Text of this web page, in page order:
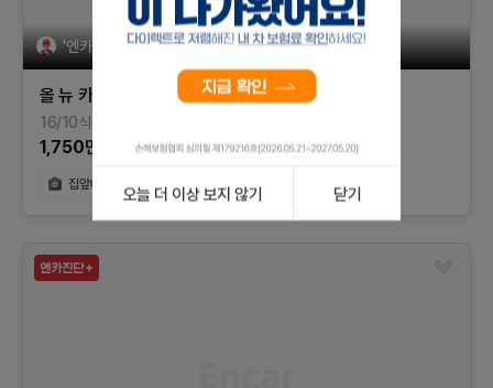
'엔카믿고'는 엔카가 '상담, 계약, 환불'을 제공합니다
올 뉴 카마로 SS 6.2 V8
16/10식(17년형)
1,750만원
오늘 더 이상 보지 않기 닫기